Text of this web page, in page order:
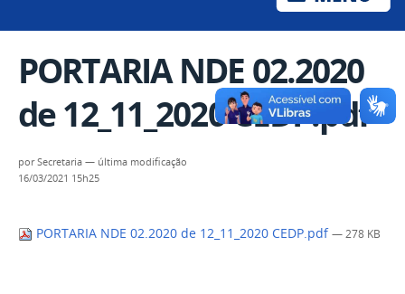
PORTARIA NDE 02.2020
de 12_11_2020 CEDP.pdf
porSecretaria — última modificação
16/03/2021 15h25
PORTARIA NDE 02.2020 de 12_11_2020 CEDP.pdf — 278 KB